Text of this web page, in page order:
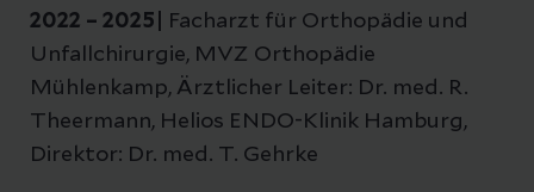
2022 – 2025|
Facharzt für Orthopädie und
Unfallchirurgie, MVZ Orthopädie
Mühlenkamp, Ärztlicher Leiter: Dr. med. R.
Theermann, Helios ENDO-Klinik Hamburg,
Direktor: Dr. med. T. Gehrke